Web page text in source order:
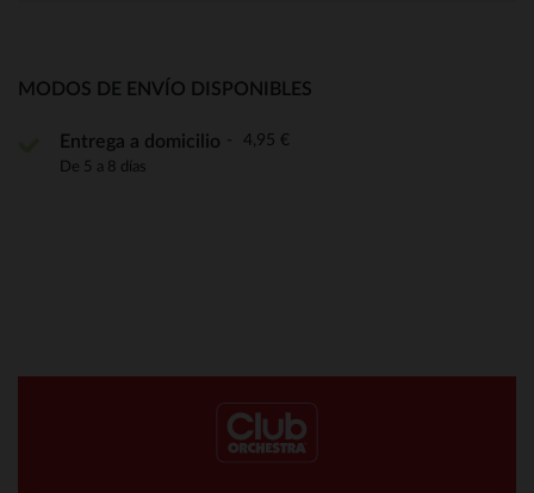
MODOS DE ENVÍO DISPONIBLES
Entrega a domicilio 4,95 €
De 5 a 8 días